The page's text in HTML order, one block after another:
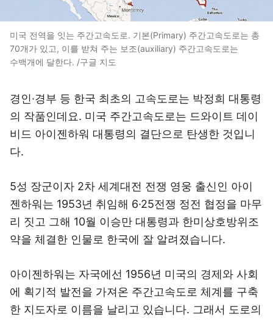
미국 전역을 잇는 주간고속도로. 기본(Primary) 주간고속도로는 총
70개가 있고, 이를 받쳐 주는 보조(auxiliary) 주간고속도로는
수백개에 달한다. /구글 지도
경인·경부 등 한국 최초의 고속도로는 박정희 대통령
의 작품인데요. 미국 주간고속도로는 드와이트 데이
비드 아이젠하워 대통령의 결단으로 탄생한 것입니
다.
5성 장군이자 2차 세계대전 전쟁 영웅 출신인 아이
젠하워는 1953년 취임해 6·25전쟁 정전 협정을 마무
리 짓고 그해 10월 이승만 대통령과 한미상호방위조
약을 체결한 인물로 한국에 잘 알려졌습니다.
아이젠하워는 자국에선 1956년 미국의 경제와 사회
에 획기적 발전을 가져온 주간고속도로 체계를 구축
한 지도자로 이름을 날리고 있습니다. 그래서 도로의